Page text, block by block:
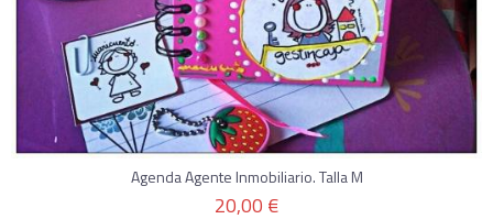
Agenda Agente Inmobiliario. Talla M
20,00 €